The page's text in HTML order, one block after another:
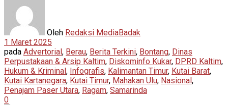
Oleh Redaksi MediaBadak
1 Maret 2025
pada Advertorial, Berau, Berita Terkini, Bontang, Dinas
Perpustakaan & Arsip Kaltim, Diskominfo Kukar, DPRD Kaltim,
Hukum & Kriminal, Infografis, Kalimantan Timur, Kutai Barat,
Kutai Kartanegara, Kutai Timur, Mahakan Ulu, Nasional,
Penajam Paser Utara, Ragam, Samarinda
0